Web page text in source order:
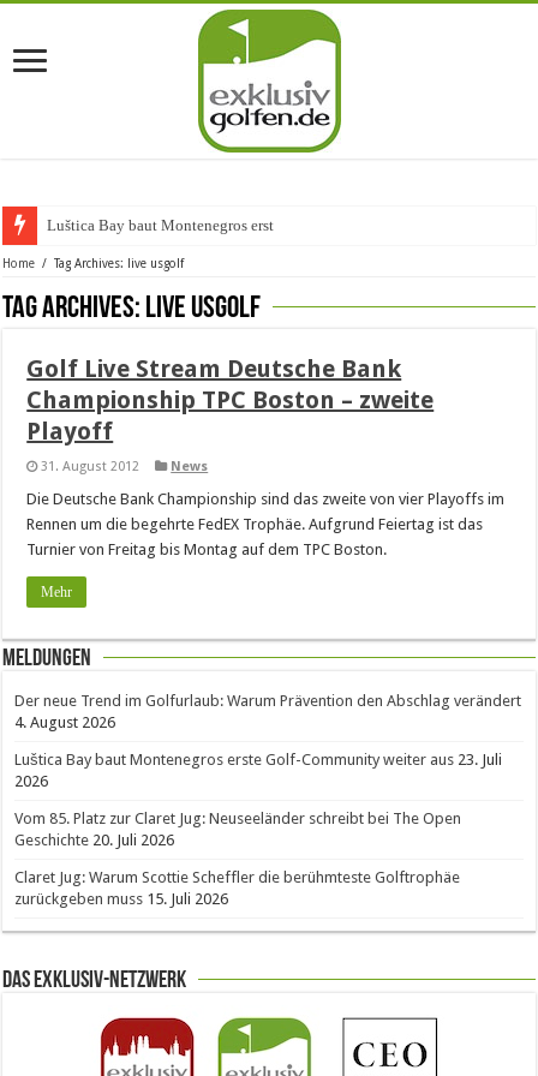
Luštica Bay baut Montenegros erste Go
Home / Tag Archives: live usgolf
Tag Archives: live usgolf
Golf Live Stream Deutsche Bank
Championship TPC Boston – zweite
Playoff
31. August 2012 News
Die Deutsche Bank Championship sind das zweite von vier Playoffs im
Rennen um die begehrte FedEX Trophäe. Aufgrund Feiertag ist das
Turnier von Freitag bis Montag auf dem TPC Boston.
Mehr
Meldungen
Der neue Trend im Golfurlaub: Warum Prävention den Abschlag verändert
4. August 2026
Luštica Bay baut Montenegros erste Golf-Community weiter aus 23. Juli
2026
Vom 85. Platz zur Claret Jug: Neuseeländer schreibt bei The Open
Geschichte 20. Juli 2026
Claret Jug: Warum Scottie Scheffler die berühmteste Golftrophäe
zurückgeben muss 15. Juli 2026
Das Exklusiv-Netzwerk